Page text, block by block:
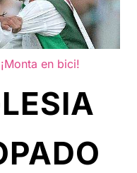
¡Monta en bici!